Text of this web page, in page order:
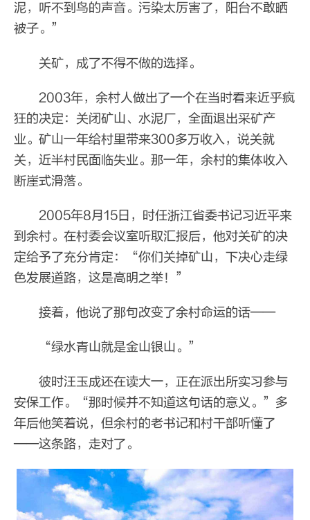
泥，听不到鸟的声音。污染太厉害了，阳台不敢晒
被子。”
关矿，成了不得不做的选择。
2003年，余村人做出了一个在当时看来近乎疯
狂的决定：关闭矿山、水泥厂，全面退出采矿产
业。矿山一年给村里带来300多万收入，说关就
关，近半村民面临失业。那一年，余村的集体收入
断崖式滑落。
2005年8月15日，时任浙江省委书记习近平来
到余村。在村委会议室听取汇报后，他对关矿的决
定给予了充分肯定：“你们关掉矿山，下决心走绿
色发展道路，这是高明之举！”
接着，他说了那句改变了余村命运的话——
“绿水青山就是金山银山。”
彼时汪玉成还在读大一，正在派出所实习参与
安保工作。“那时候并不知道这句话的意义。”多
年后他笑着说，但余村的老书记和村干部听懂了
——这条路，走对了。